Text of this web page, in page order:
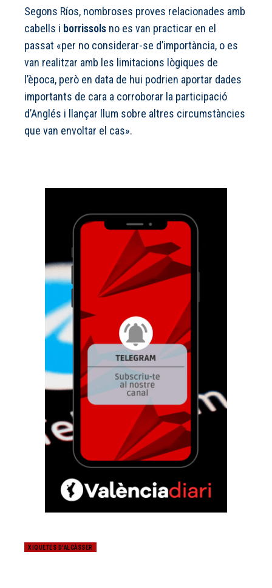
Segons Ríos, nombroses proves relacionades amb
cabells i borrissols no es van practicar en el
passat «per no considerar-se d’importància, o es
van realitzar amb les limitacions lògiques de
l’època, però en data de hui podrien aportar dades
importants de cara a corroborar la participació
d’Anglés i llançar llum sobre altres circumstàncies
que van envoltar el cas».
XIQUETES D'ALCÀSSER